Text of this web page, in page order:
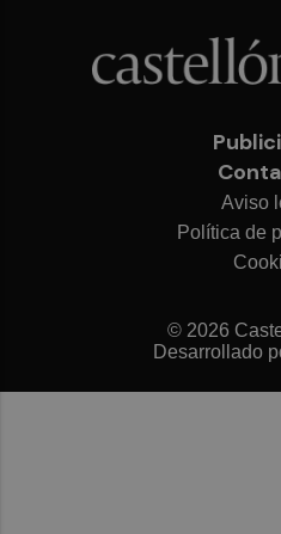
Aviso
Política de
© 2026
Desarrollado